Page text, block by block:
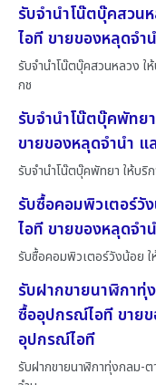
รับจำนำโน๊ตบุ๊คสวน
ไอที ขายของหลุดจ
รับจำนำโน๊ตบุ๊คสวนหลวง ใ
กช
รับจำนำโน๊ตบุ๊คพัทย
ขายของหลุดจำนำ
รับจำนำโน๊ตบุ๊คพัทยา ให้บริ
รับซื้อคอมพิวเตอร์วั
ไอที ขายของหลุดจ
รับซื้อคอมพิวเตอร์วังน้อย ใ
รับฝากขายนาฬิกาทุ่
ซื้ออุปกรณ์ไอที ขาย
อุปกรณ์ไอที
รับฝากขายนาฬิกาทุ่งกลม-ต